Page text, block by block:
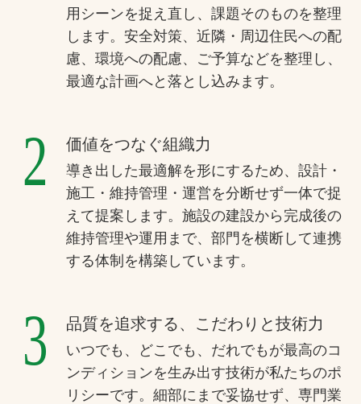
用シーンを捉え直し、課題そのものを整理
します。安全対策、近隣・周辺住民への配
慮、環境への配慮、ご予算などを整理し、
最適な計画へと落とし込みます。
2 価値をつなぐ組織力
導き出した最適解を形にするため、設計・
施工・維持管理・運営を分断せず一体で捉
えて提案します。施設の建設から完成後の
維持管理や運用まで、部門を横断して連携
する体制を構築しています。
3 品質を追求する、こだわりと技術力
いつでも、どこでも、だれでもが最高のコ
ンディションを生み出す技術が私たちのポ
リシーです。細部にまで妥協せず、専門業